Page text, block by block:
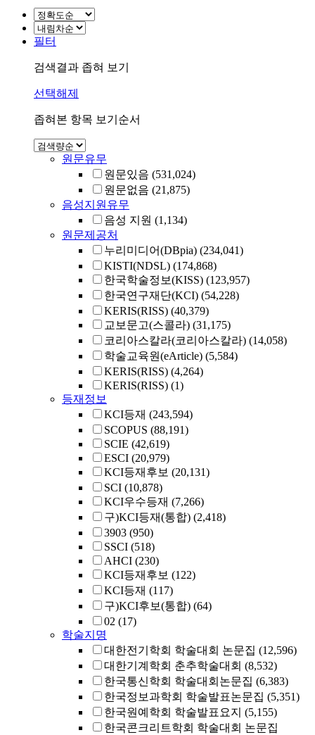
필터
검색결과 좁혀 보기
선택해제
좁혀본 항목 보기순서
원문유무
원문있음 (531,024)
원문없음 (21,875)
음성지원유무
음성 지원 (1,134)
원문제공처
누리미디어(DBpia) (234,041)
KISTI(NDSL) (174,868)
한국학술정보(KISS) (123,957)
한국연구재단(KCI) (54,228)
KERIS(RISS) (40,379)
교보문고(스콜라) (31,175)
코리아스칼라(코리아스칼라) (14,058)
학술교육원(eArticle) (5,584)
KERIS(RISS) (4,264)
KERIS(RISS) (1)
등재정보
KCI등재 (243,594)
SCOPUS (88,191)
SCIE (42,619)
ESCI (20,979)
KCI등재후보 (20,131)
SCI (10,878)
KCI우수등재 (7,266)
구)KCI등재(통합) (2,418)
3903 (950)
SSCI (518)
AHCI (230)
KCI등재후보 (122)
KCI등재 (117)
구)KCI후보(통합) (64)
02 (17)
학술지명
대한전기학회 학술대회 논문집 (12,596)
대한기계학회 춘추학술대회 (8,532)
한국통신학회 학술대회논문집 (6,383)
한국정보과학회 학술발표논문집 (5,351)
한국원예학회 학술발표요지 (5,155)
한국콘크리트학회 학술대회 논문집